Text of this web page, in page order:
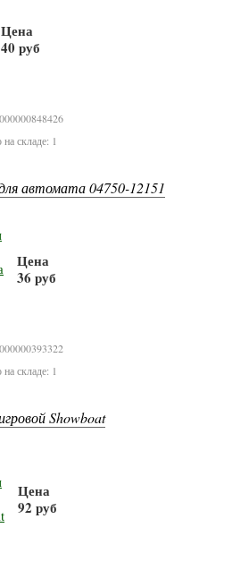
Цена
40 руб
складе: 1
автомата 04750-12151
Цена
36 руб
складе: 1
Showboat
Цена
92 руб